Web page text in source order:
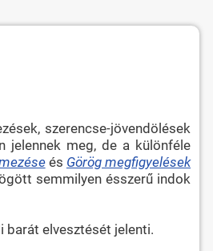
szerencse-jövendölések
jelennek meg, de a különféle
és Görög megfigyelések
semmilyen ésszerű indok
barát elvesztését jelenti.